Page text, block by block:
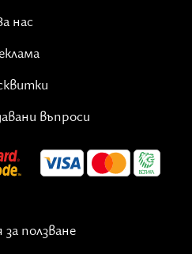
нас
въпроси
за ползване